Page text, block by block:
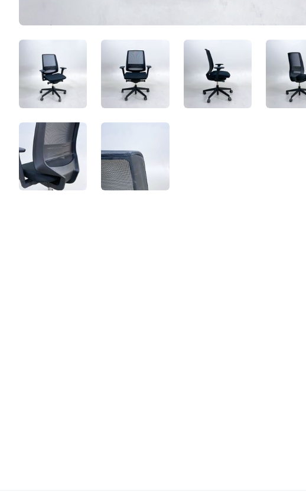
_p3q66eO9p8t.jpegYXYiwGCzOX0j.jpeg
3NwRCvGcOG64.jpegl_aiACF5Bdks.jpeg